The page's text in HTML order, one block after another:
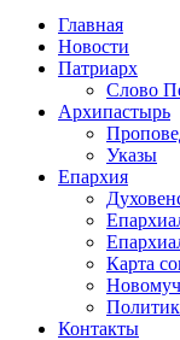
Главная
Новости
Патриарх
Слово
Архипастырь
Указы
Епархия
Карта
Контакты